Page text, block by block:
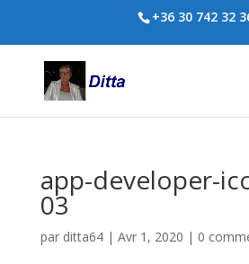
+36 30 742 32
app-developer-
03
par ditta64| Avr 1, 2020 | 0